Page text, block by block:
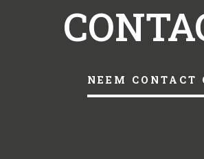
NEEM CONTACT